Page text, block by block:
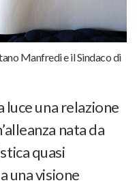
Manfredi e il Sindaco di
luce una relazione
nata da
quasi
una visione